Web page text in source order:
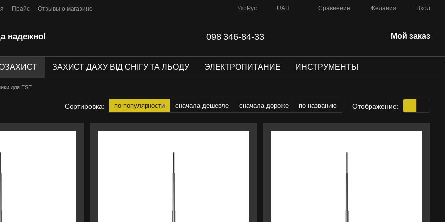
Прайс
Отзывы о магазине
Укр Рус UAH Сравнение Желания Вход
надежно! 098 346-84-33 Мой заказ
ЗАХИСТ ДАХУ ВІД СНІГУ ТА ЛЬОДУ ЭЛЕКТРОПИТАНИЕ ИНСТРУМЕНТЫ
для ESE
Сортировка: по популярности сначала дешевле сначала дороже по названию Отображение: